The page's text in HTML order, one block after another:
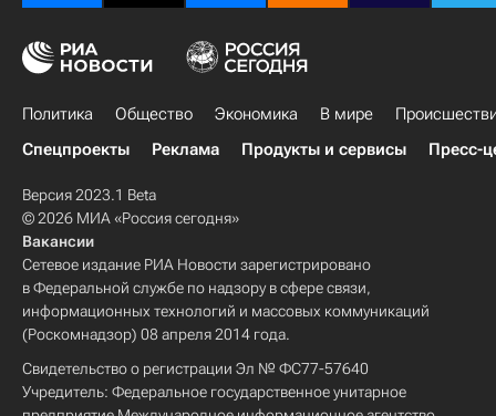
Политика Общество Экономика В мире
Спецпроекты
Реклама Продукты и сервисы Пресс-
Версия 2023.1 Beta
© 2026 МИА «Россия сегодня»
Вакансии
Сетевое издание РИА Новости зарегистрировано
в Федеральной службе по надзору в сфере связи,
информационных технологий и массовых коммуникаций
(Роскомнадзор) 08 апреля 2014 года.
Свидетельство о регистрации Эл № ФС77-57640
Учредитель: Федеральное государственное унитарное